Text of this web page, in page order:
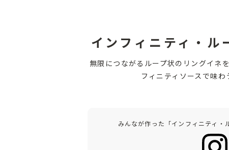
インフィニティ・ル
無限につながるループ状のリングイネ
フィニティソースで味わ
みんなが作った「インフィニティ・